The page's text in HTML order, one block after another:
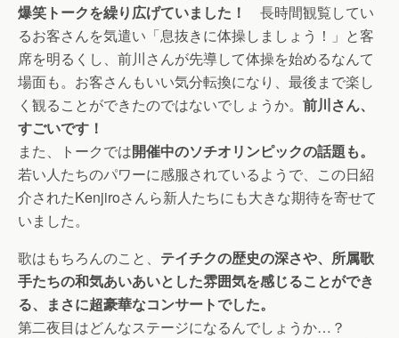
爆笑トークを繰り広げていました！
長時間観覧してい
るお客さんを気遣い「息抜きに体操しましょう！」と客
席を明るくし、前川さんが先導して体操を始めるなんて
場面も。お客さんもいい気分転換になり、最後まで楽し
く観ることができたのではないでしょうか。 前川さん、
すごいです！
また、トークでは開催中のソチオリンピックの話題も。
若い人たちのパワーに感服されているようで、この日紹
介されたKenjiroさんら新人たちにも大きな期待を寄せて
いました。
歌はもちろんのこと、 テイチクの歴史の深さや、所属歌
手たちの和気あいあいとした雰囲気を感じることができ
る、まさに超豪華なコンサートでした。
第二夜目はどんなステージになるんでしょうか…？